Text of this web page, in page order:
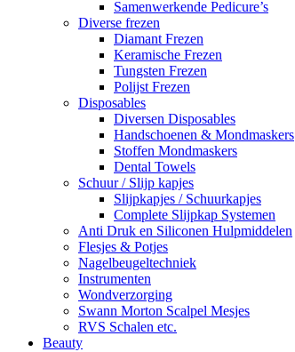
Samenwerkende Pedicure’s
Diverse frezen
Diamant Frezen
Keramische Frezen
Tungsten Frezen
Polijst Frezen
Disposables
Diversen Disposables
Handschoenen & Mondmaskers
Stoffen Mondmaskers
Dental Towels
Schuur / Slijp kapjes
Slijpkapjes / Schuurkapjes
Complete Slijpkap Systemen
Anti Druk en Siliconen Hulpmiddelen
Flesjes & Potjes
Nagelbeugeltechniek
Instrumenten
Wondverzorging
Swann Morton Scalpel Mesjes
RVS Schalen etc.
Beauty